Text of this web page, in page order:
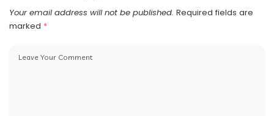
Your email address will not be published. Required fields are
marked *